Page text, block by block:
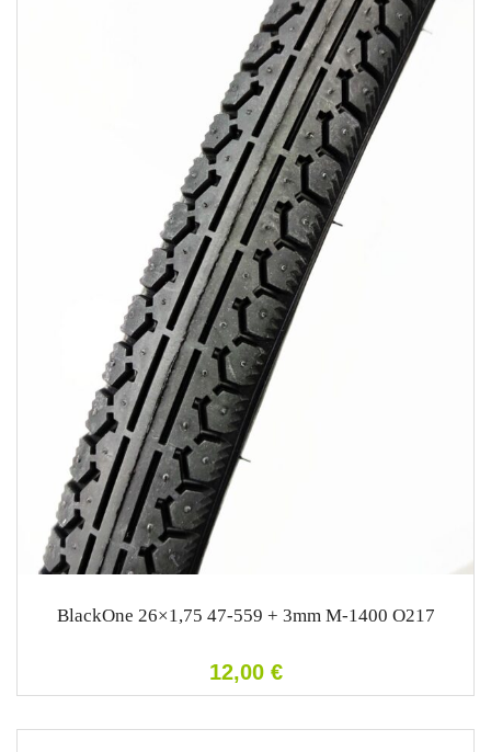
BlackOne 26×1,75 47-559 + 3mm M-1400 O217
12,00 €